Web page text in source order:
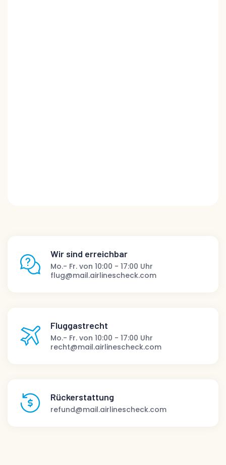
Wir sind erreichbar
Mo.- Fr. von 10:00 - 17:00 Uhr
flug@mail.airlinescheck.com
Fluggastrecht
Mo.- Fr. von 10:00 - 17:00 Uhr
recht@mail.airlinescheck.com
Rückerstattung
refund@mail.airlinescheck.com